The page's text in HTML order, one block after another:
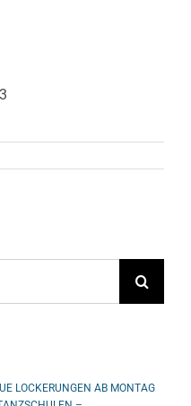
LOCKERUNGEN AB MONTAG